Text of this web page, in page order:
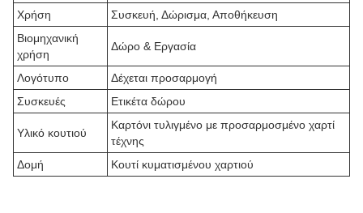
Χρήση
Συσκευή, Δώρισμα, Αποθήκευση
Βιομηχανική
χρήση
Δώρο & Εργασία
Λογότυπο
Δέχεται προσαρμογή
Συσκευές
Ετικέτα δώρου
Υλικό κουτιού
Καρτόνι τυλιγμένο με προσαρμοσμένο χαρτί
τέχνης
Δομή
Κουτί κυματισμένου χαρτιού